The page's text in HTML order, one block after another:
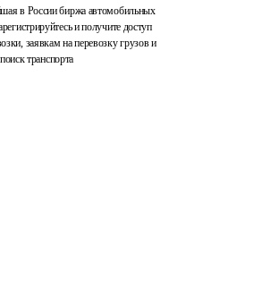
в России биржа автомобильных
и получите доступ
заявкам на перевозку грузов и
поиск транспорта